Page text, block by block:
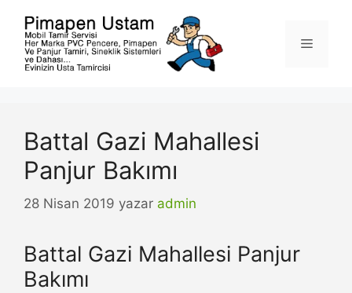
Menü
Battal Gazi Mahallesi
Panjur Bakımı
28 Nisan 2019 yazar admin
Battal Gazi Mahallesi Panjur
Bakımı